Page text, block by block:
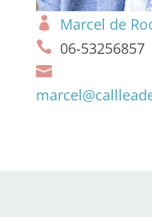
Marcel de
06-53256857